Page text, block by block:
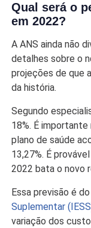
Qual será o
em 2022?
A ANS ainda não
detalhes sobre o
projeções de que
da história.
Segundo
18%. É
plano de saúde
13,27%. É
2022 bata o novo
Essa previsão é do
Suplementar
variação dos